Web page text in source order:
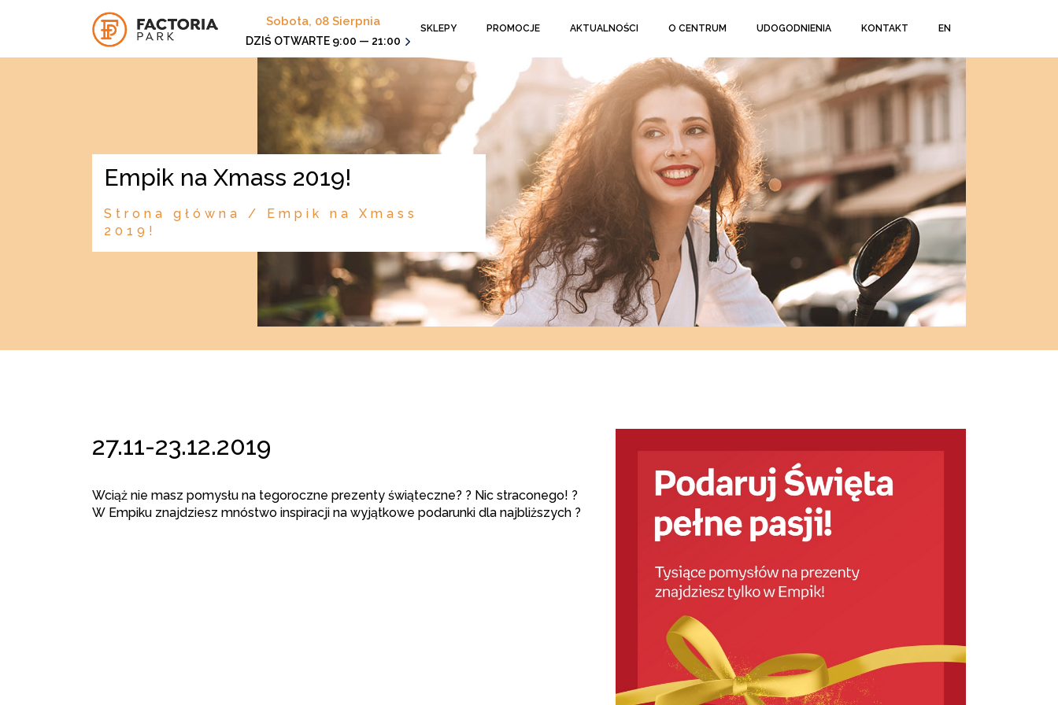
Sobota, 08 Sierpnia
DZIŚ OTWARTE 9:00 — 21:00
SKLEPY PROMOCJE AKTUALNOŚCI O CENTRUM UDOGODNIENIA KONTAKT EN
Empik na Xmass 2019!
Strona główna / Empik na Xmass
2019!
27.11-23.12.2019
Wciąż nie masz pomysłu na tegoroczne prezenty świąteczne? ? Nic straconego! ?
W Empiku znajdziesz mnóstwo inspiracji na wyjątkowe podarunki dla najbliższych ?